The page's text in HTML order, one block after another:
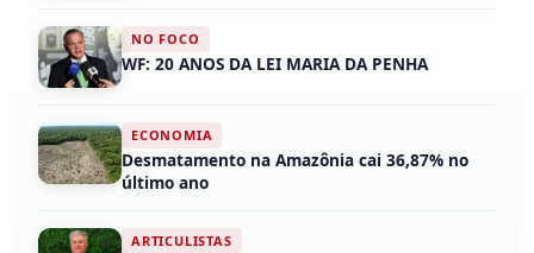
NO FOCO
WF: 20 ANOS DA LEI MARIA DA PENHA
ECONOMIA
Desmatamento na Amazônia cai 36,87% no
último ano
ARTICULISTAS